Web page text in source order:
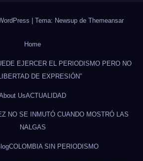
| Tema: Newsup de Themeansar
Home
EJERCER EL PERIODISMO PERO NO
DE EXPRESIÓN”
UsACTUALIDAD
NO SE INMUTÓ CUANDO MOSTRÓ LAS
NALGAS
COLOMBIA SIN PERIODISMO